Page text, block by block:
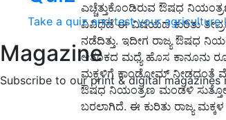
Take a quiz and test your agriculture
Magazine
Subscribe to our print & digital magazines
ಎಚ್ಚೆತ್ತುಕೊಂಡಿರುವ ಔಷಧ
ವಿವಿಧೆಡೆ ಈ ವಿಷಯದ ಕುರಿತು
ನಡೆದಿತ್ತು. ಇದೀಗ ರಾಜ್ಯ ಔಷಧ
ಆತಂಕದ ಮಧ್ಯೆ ಹೊಸ ಕಾನೂನು
ಮಕ್ಕಳಿಗೆ ಕಾಂಡೋಮ್ ನೀಡದಂತೆ
ಔಷಧ ನಿಯಂತ್ರಣ ಮಂಡಳಿ
ಬರಲಾಗಿದೆ. ಈ ಕುರಿತು ರಾಜ್ಯ